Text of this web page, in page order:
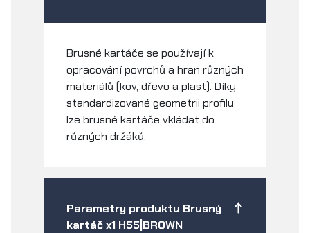
Brusné kartáče se používají k
opracování povrchů a hran různých
materiálů (kov, dřevo a plast). Díky
standardizované geometrii profilu
lze brusné kartáče vkládat do
různých držáků.
Parametry produktu Brusný
kartáč x1 H55|BROWN